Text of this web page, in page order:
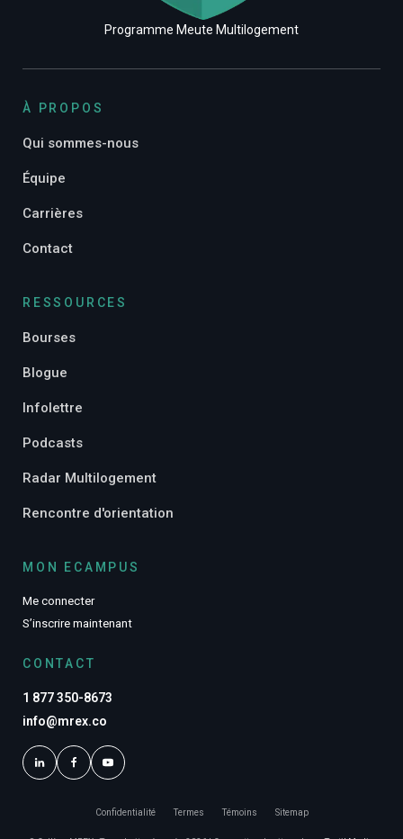
Programme Meute Multilogement
À PROPOS
Qui sommes-nous
Équipe
Carrières
Contact
RESSOURCES
Bourses
Blogue
Infolettre
Podcasts
Radar Multilogement
Rencontre d'orientation
MON ECAMPUS
Me connecter
S’inscrire maintenant
CONTACT
1 877 350-8673
info@mrex.co
Confidentialité Termes Témoins Sitemap